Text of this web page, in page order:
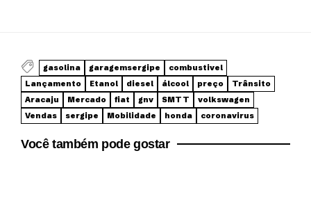
gasolina garagemsergipe
combustivel
Lançamento
Etanol diesel álcool preço
Trânsito
Aracaju
Mercado fiat gnv SMTT
volkswagen
Vendas
sergipe Mobilidade honda coronavirus
Você também pode gostar